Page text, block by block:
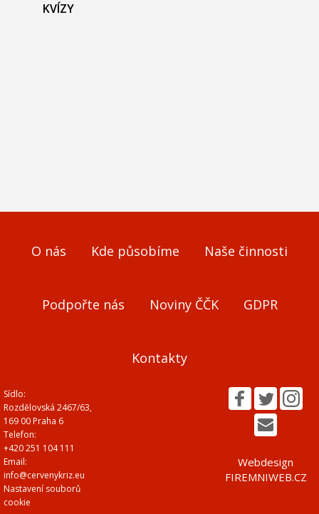
KVÍZY
O nás Kde působíme Naše činnosti
Podpořte nás Noviny ČČK GDPR
Kontakty
Sídlo:
Rozdělovská 2467/63,
169 00 Praha 6
Telefon:
+420 251 104 111
Email:
info@cervenykriz.eu
Nastavení souborů
cookie
Webdesign
FIREMNIWEB.CZ